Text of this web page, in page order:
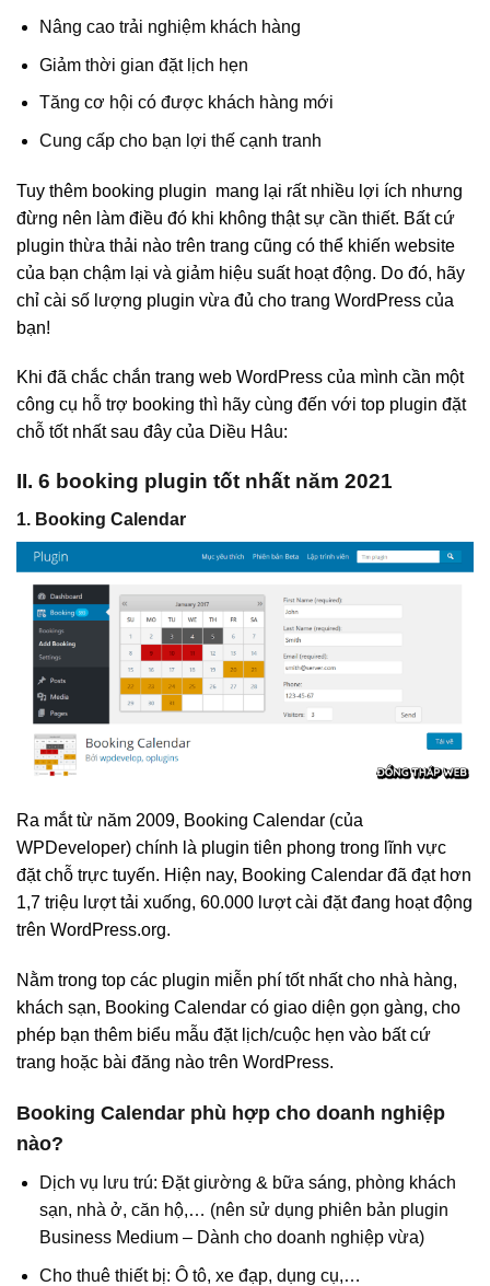
Nâng cao trải nghiệm khách hàng
Giảm thời gian đặt lịch hẹn
Tăng cơ hội có được khách hàng mới
Cung cấp cho bạn lợi thế cạnh tranh
Tuy thêm booking plugin mang lại rất nhiều lợi ích nhưng
đừng nên làm điều đó khi không thật sự cần thiết. Bất cứ
plugin thừa thải nào trên trang cũng có thể khiến website
của bạn chậm lại và giảm hiệu suất hoạt động. Do đó, hãy
chỉ cài số lượng plugin vừa đủ cho trang WordPress của
bạn!
Khi đã chắc chắn trang web WordPress của mình cần một
công cụ hỗ trợ booking thì hãy cùng đến với top plugin đặt
chỗ tốt nhất sau đây của Diều Hâu:
II. 6 booking plugin tốt nhất năm 2021
1. Booking Calendar
Ra mắt từ năm 2009, Booking Calendar (của
WPDeveloper) chính là plugin tiên phong trong lĩnh vực
đặt chỗ trực tuyến. Hiện nay, Booking Calendar đã đạt hơn
1,7 triệu lượt tải xuống, 60.000 lượt cài đặt đang hoạt động
trên WordPress.org.
Nằm trong top các plugin miễn phí tốt nhất cho nhà hàng,
khách sạn, Booking Calendar có giao diện gọn gàng, cho
phép bạn thêm biểu mẫu đặt lịch/cuộc hẹn vào bất cứ
trang hoặc bài đăng nào trên WordPress.
Booking Calendar phù hợp cho doanh nghiệp
nào?
Dịch vụ lưu trú: Đặt giường & bữa sáng, phòng khách
sạn, nhà ở, căn hộ,… (nên sử dụng phiên bản plugin
Business Medium – Dành cho doanh nghiệp vừa)
Cho thuê thiết bị: Ô tô, xe đạp, dụng cụ,…